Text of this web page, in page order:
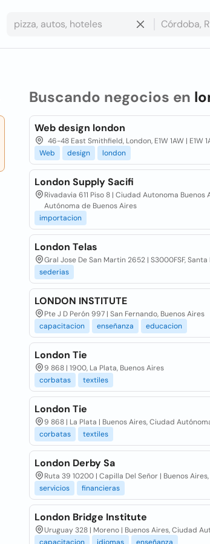
Buscando negocios en
Web design london
46-48 East Smithfield, London, E1W 1AW | E1W
Web
design london
London Supply Sacifi
Rivadavia 611 Piso 8 | Ciudad Autonoma
Autónoma de Buenos Aires
importacion
London Telas
Gral Jose De San Martin 2652 | S3000FSF, Santa
sederias
LONDON INSTITUTE
Pte J D Perón 997 | San Fernando, Buenos Aires
capacitacion
enseñanza educacion
London Tie
9 868 | 1900, La Plata, Buenos Aires
corbatas
textiles
London Tie
9 868 | La Plata | Buenos Aires, Ciudad
corbatas
textiles
London Derby Sa
Ruta 39 10200 | Capilla Del Señor | Buenos
servicios
financieras
London Bridge Institute
Uruguay 328 | Moreno | Buenos Aires, Ciudad